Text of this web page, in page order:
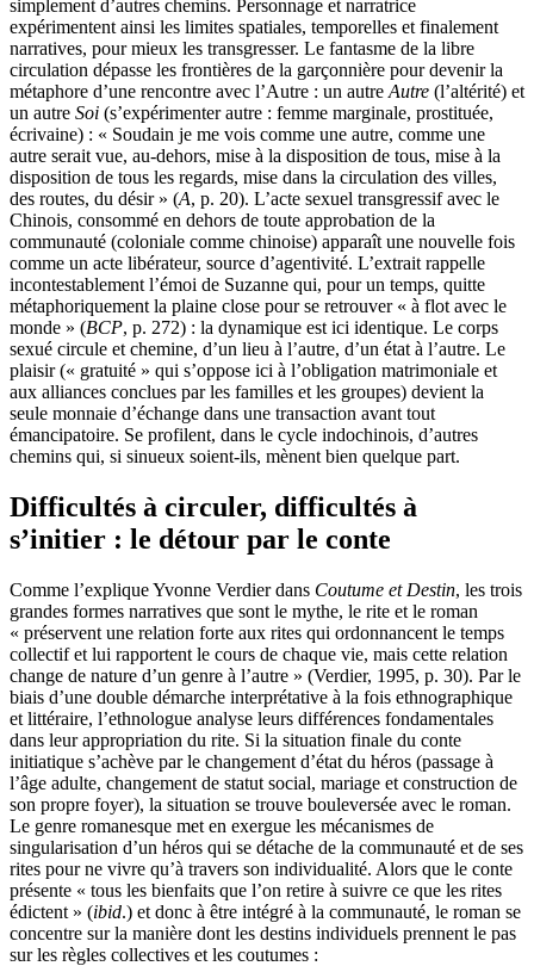
simplement d’autres chemins. Personnage et narratrice
expérimentent ainsi les limites spatiales, temporelles et finalement
narratives, pour mieux les transgresser. Le fantasme de la libre
circulation dépasse les frontières de la garçonnière pour devenir la
métaphore d’une rencontre avec l’Autre : un autre Autre (l’altérité) et
un autre Soi (s’expérimenter autre : femme marginale, prostituée,
écrivaine) : « Soudain je me vois comme une autre, comme une
autre serait vue, au-dehors, mise à la disposition de tous, mise à la
disposition de tous les regards, mise dans la circulation des villes,
des routes, du désir » (A, p. 20). L’acte sexuel transgressif avec le
Chinois, consommé en dehors de toute approbation de la
communauté (coloniale comme chinoise) apparaît une nouvelle fois
comme un acte libérateur, source d’agentivité. L’extrait rappelle
incontestablement l’émoi de Suzanne qui, pour un temps, quitte
métaphoriquement la plaine close pour se retrouver « à flot avec le
monde » (BCP, p. 272) : la dynamique est ici identique. Le corps
sexué circule et chemine, d’un lieu à l’autre, d’un état à l’autre. Le
plaisir (« gratuité » qui s’oppose ici à l’obligation matrimoniale et
aux alliances conclues par les familles et les groupes) devient la
seule monnaie d’échange dans une transaction avant tout
émancipatoire. Se profilent, dans le cycle indochinois, d’autres
chemins qui, si sinueux soient-ils, mènent bien quelque part.
Difficultés à circuler, difficultés à
s’initier : le détour par le conte
Comme l’explique Yvonne Verdier dans Coutume et Destin, les trois
grandes formes narratives que sont le mythe, le rite et le roman
« préservent une relation forte aux rites qui ordonnancent le temps
collectif et lui rapportent le cours de chaque vie, mais cette relation
change de nature d’un genre à l’autre » (Verdier, 1995, p. 30). Par le
biais d’une double démarche interprétative à la fois ethnographique
et littéraire, l’ethnologue analyse leurs différences fondamentales
dans leur appropriation du rite. Si la situation finale du conte
initiatique s’achève par le changement d’état du héros (passage à
l’âge adulte, changement de statut social, mariage et construction de
son propre foyer), la situation se trouve bouleversée avec le roman.
Le genre romanesque met en exergue les mécanismes de
singularisation d’un héros qui se détache de la communauté et de ses
rites pour ne vivre qu’à travers son individualité. Alors que le conte
présente « tous les bienfaits que l’on retire à suivre ce que les rites
édictent » (ibid.) et donc à être intégré à la communauté, le roman se
concentre sur la manière dont les destins individuels prennent le pas
sur les règles collectives et les coutumes :